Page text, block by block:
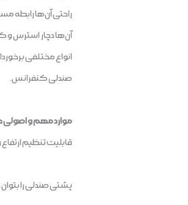
راحتی آن‌ها رابطه
آن‌ها دچار استرس و
انواع مختلفی
صندلی کنفرانس.
موارد مهم و اصولی
قابلیت تنظیم
پشتی صندلی را بتوان